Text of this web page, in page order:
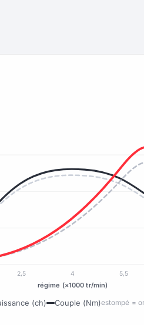
2,5 4 5,5
régime (×1000 tr/min)
(ch) Couple (Nm)estompé =